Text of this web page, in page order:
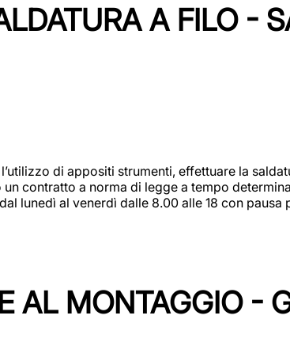
A FILO -
di appositi strumenti, effettuare la
contratto a norma di legge a tempo
lunedì al venerdì dalle 8.00 alle 18 con
AL MONTAGGIO -